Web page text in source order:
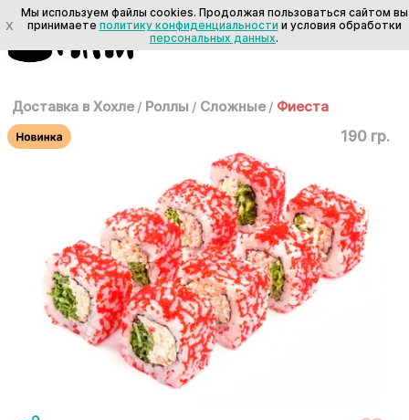
Доставка в Хохле / Роллы / Сложные / Фиеста
190 гр.
X
Мы используем файлы cookies. Продолжая пользоваться сайтом вы
принимаете политику конфиденциальности и условия обработки
персональных данных.